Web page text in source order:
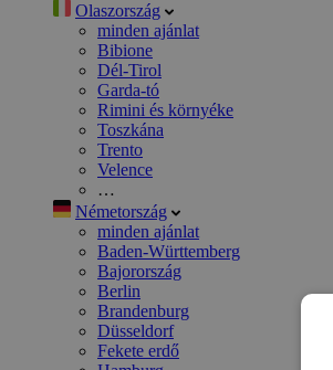
Olaszország
minden ajánlat
Bibione
Dél-Tirol
Garda-tó
Rimini és környéke
Toszkána
Trento
Velence
…
Németország
minden ajánlat
Baden-Württemberg
Bajorország
Berlin
Brandenburg
Düsseldorf
Fekete erdő